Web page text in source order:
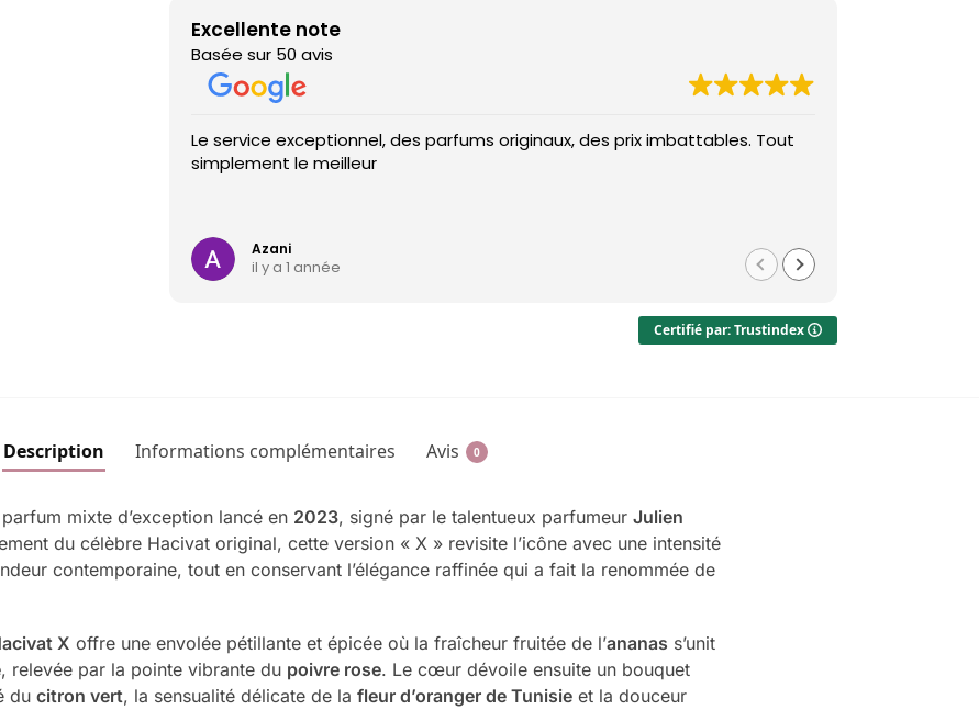
Excellente note
Basée sur 50 avis
Le service exceptionnel, des parfums originaux, des prix imbattables. Tout
simplement le meilleur
Azani
il y a 1 année
Certifié par: Trustindex
Description Informations complémentaires Avis 0
mixte d’exception lancé en 2023, signé par le talentueux parfumeur Julien
du célèbre Hacivat original, cette version « X » revisite l’icône avec une intensité
contemporaine, tout en conservant l’élégance raffinée qui a fait la renommée de
X offre une envolée pétillante et épicée où la fraîcheur fruitée de l’ananas s’unit
, relevée par la pointe vibrante du poivre rose. Le cœur dévoile ensuite un bouquet
du citron vert, la sensualité délicate de la fleur d’oranger de Tunisieet la douceur